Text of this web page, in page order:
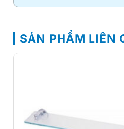
SẢN PHẨM LIÊN